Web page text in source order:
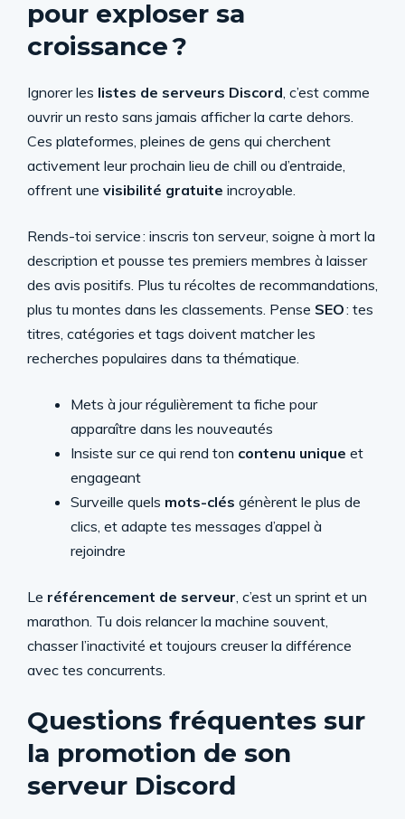
pour exploser sa
croissance ?
Ignorer les listes de serveurs Discord, c’est comme
ouvrir un resto sans jamais afficher la carte dehors.
Ces plateformes, pleines de gens qui cherchent
activement leur prochain lieu de chill ou d’entraide,
offrent une visibilité gratuite incroyable.
Rends-toi service : inscris ton serveur, soigne à mort la
description et pousse tes premiers membres à laisser
des avis positifs. Plus tu récoltes de recommandations,
plus tu montes dans les classements. Pense SEO: tes
titres, catégories et tags doivent matcher les
recherches populaires dans ta thématique.
Mets à jour régulièrement ta fiche pour
apparaître dans les nouveautés
Insiste sur ce qui rend ton contenu unique et
engageant
Surveille quels mots-clés génèrent le plus de
clics, et adapte tes messages d’appel à
rejoindre
Le référencement de serveur, c’est un sprint et un
marathon. Tu dois relancer la machine souvent,
chasser l’inactivité et toujours creuser la différence
avec tes concurrents.
Questions fréquentes sur
la promotion de son
serveur Discord